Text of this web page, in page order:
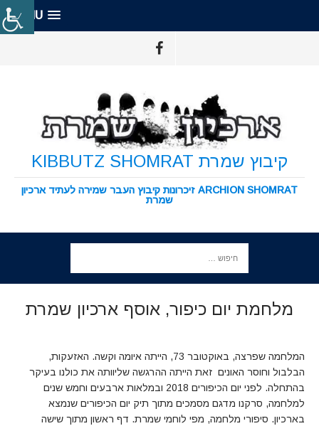
MENU
קיבוץ שמרת KIBBUTZ SHOMRAT
ARCHION SHOMRAT זיכרונות קיבוץ העבר שמירה לעתיד ארכיון
שמרת
מלחמת יום כיפור, אוסף ארכיון שמרת
המלחמה שפרצה, באוקטובר 73, הייתה איומה וקשה. האזעקות,
הבלבול וחוסר האונים זאת הייתה ההרגשה שליוותה את כולנו בעיקר
בהתחלה. לפני יום הכיפורים 2018 ובמלאות ארבעים וחמש שנים
למלחמה, סרקנו מדגם מסמכים מתוך תיק יום הכיפורים שנמצא
בארכיון. סיפורי מלחמה, מפי לוחמי שמרת. דף ראשון מתוך שישה